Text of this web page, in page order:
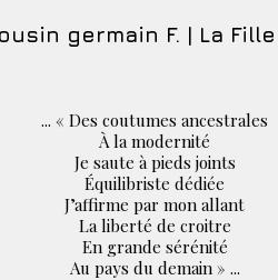
germain F. | La Fille
... « Des coutumes ancestrales
À la modernité
Je saute à pieds joints
Équilibriste dédiée
J’affirme par mon allant
La liberté de croitre
En grande sérénité
Au pays du demain » ...